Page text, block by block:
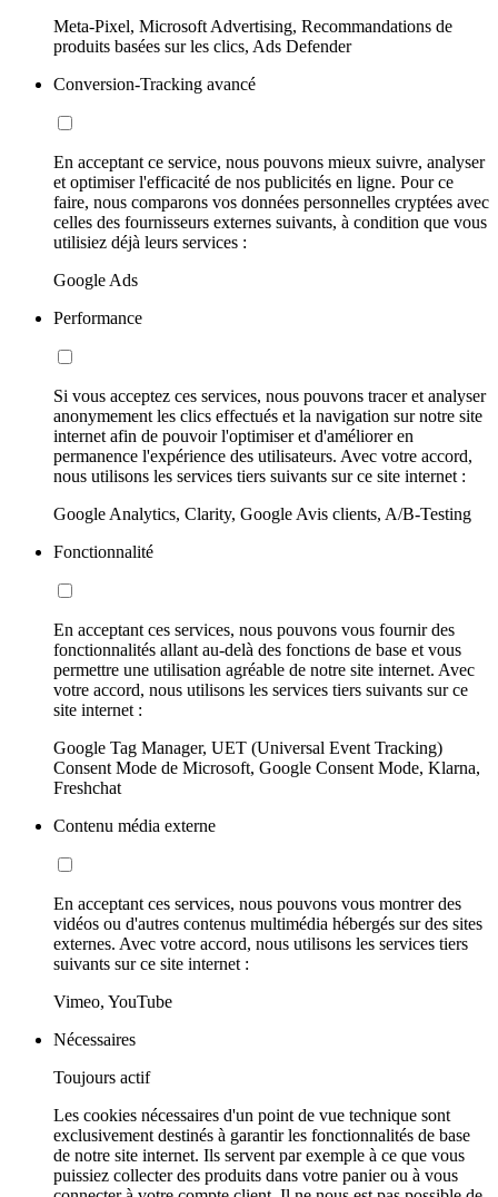
Meta-Pixel, Microsoft Advertising, Recommandations de
produits basées sur les clics, Ads Defender
Conversion-Tracking avancé
En acceptant ce service, nous pouvons mieux suivre, analyser
et optimiser l'efficacité de nos publicités en ligne. Pour ce
faire, nous comparons vos données personnelles cryptées avec
celles des fournisseurs externes suivants, à condition que vous
utilisiez déjà leurs services :
Google Ads
Performance
Si vous acceptez ces services, nous pouvons tracer et analyser
anonymement les clics effectués et la navigation sur notre site
internet afin de pouvoir l'optimiser et d'améliorer en
permanence l'expérience des utilisateurs. Avec votre accord,
nous utilisons les services tiers suivants sur ce site internet :
Google Analytics, Clarity, Google Avis clients, A/B-Testing
Fonctionnalité
En acceptant ces services, nous pouvons vous fournir des
fonctionnalités allant au-delà des fonctions de base et vous
permettre une utilisation agréable de notre site internet. Avec
votre accord, nous utilisons les services tiers suivants sur ce
site internet :
Google Tag Manager, UET (Universal Event Tracking)
Consent Mode de Microsoft, Google Consent Mode, Klarna,
Freshchat
Contenu média externe
En acceptant ces services, nous pouvons vous montrer des
vidéos ou d'autres contenus multimédia hébergés sur des sites
externes. Avec votre accord, nous utilisons les services tiers
suivants sur ce site internet :
Vimeo, YouTube
Nécessaires
Toujours actif
Les cookies nécessaires d'un point de vue technique sont
exclusivement destinés à garantir les fonctionnalités de base
de notre site internet. Ils servent par exemple à ce que vous
puissiez collecter des produits dans votre panier ou à vous